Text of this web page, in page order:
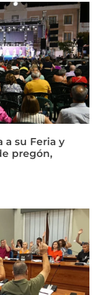
a su Feria y
pregón,